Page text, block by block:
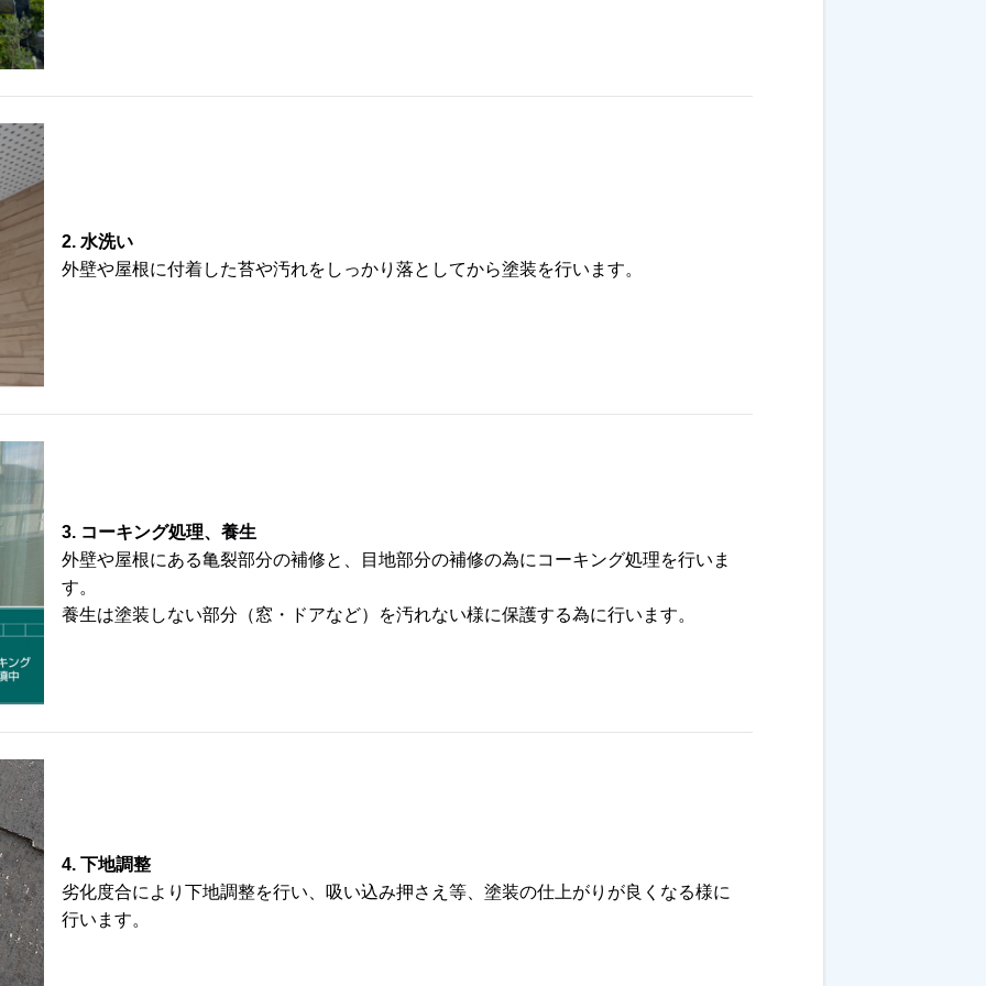
水洗い
外壁や屋根に付着した苔や汚れをしっかり落としてから塗装を行います。
コーキング処理、養生
外壁や屋根にある亀裂部分の補修と、目地部分の補修の為にコーキング処理を行いま
す。
養生は塗装しない部分（窓・ドアなど）を汚れない様に保護する為に行います。
下地調整
劣化度合により下地調整を行い、吸い込み押さえ等、塗装の仕上がりが良くなる様に
行います。